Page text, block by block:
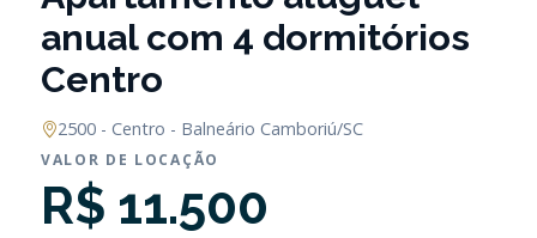
anual com 4 dormitórios
Centro
2500 - Centro - Balneário Camboriú/SC
VALOR DE LOCAÇÃO
R$ 11.500